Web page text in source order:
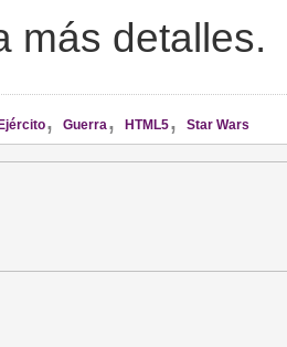
más detalles.
Ejército, Guerra, HTML5, Star Wars